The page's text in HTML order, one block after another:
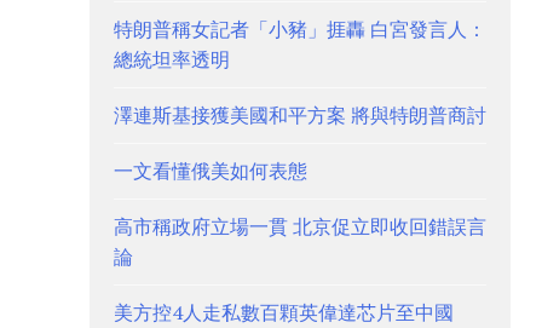
特朗普稱女記者「小豬」捱轟 白宮發言人：
總統坦率透明
澤連斯基接獲美國和平方案 將與特朗普商討
一文看懂俄美如何表態
高市稱政府立場一貫 北京促立即收回錯誤言
論
美方控4人走私數百顆英偉達芯片至中國